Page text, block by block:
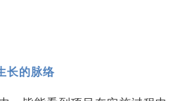
长的脉络